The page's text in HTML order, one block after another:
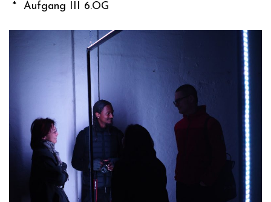
* Aufgang III 6.OG